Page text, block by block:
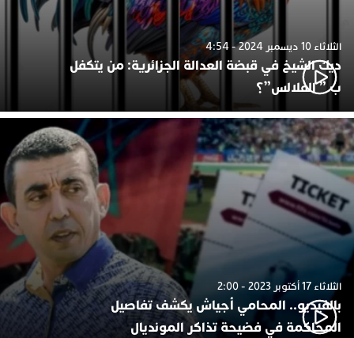
الثلاثاء 10 ديسمبر 2024 - 4:54
ديك الشيخ في قبضة العدالة الجزائرية: من يتكفل
ب ” الفلالس”؟
الثلاثاء 17 أكتوبر 2023 - 2:00
بالفيديو.. المحامي أجياش يكشف تفاصيل
المحاكمة في فضيحة تذاكر المونديال